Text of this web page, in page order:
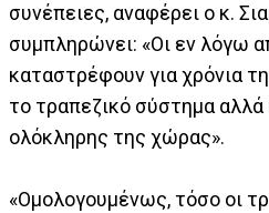
συνέπειες, αναφέρει ο κ.
συμπληρώνει: «Οι εν λόγω
καταστρέφουν για χρόνια
το τραπεζικό σύστημα αλλά
ολόκληρης της χώρας».
«Ομολογουμένως, τόσο οι